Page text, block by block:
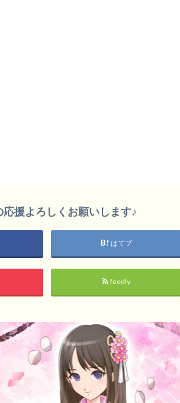
援よろしくお願いします♪
はてブ
feedly